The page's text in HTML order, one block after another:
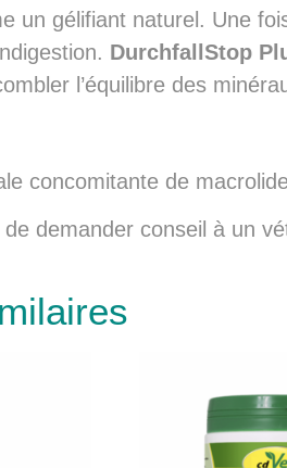
un gélifiant naturel. Une
DurchfallStop
l’équilibre des
concomitante de
demander conseil à un